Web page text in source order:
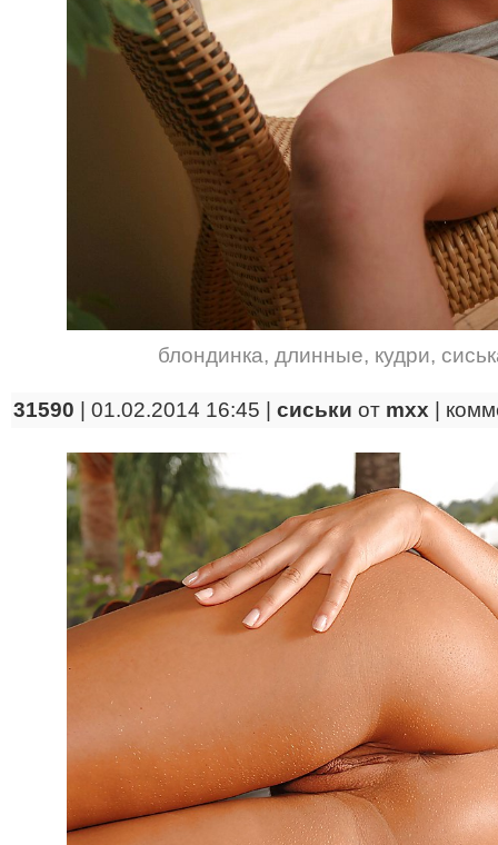
блондинка, длинные, кудри,
31590 | 01.02.2014 16:45 | сиськи от mxx